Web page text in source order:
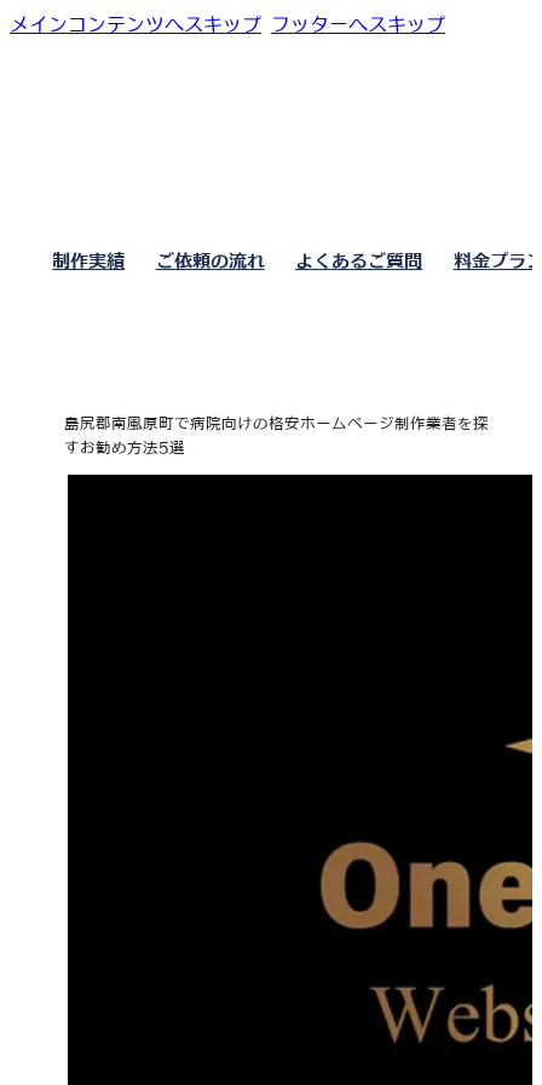
メインコンテンツへスキップ フッターへスキップ
制作実績 ご依頼の流れ よくあるご質問 料金プラ
島尻郡南風原町で病院向けの格安ホームページ制作業者を探
すお勧め方法5選